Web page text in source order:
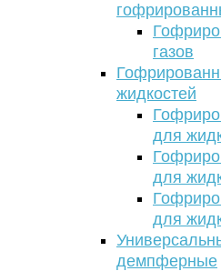
газов
жидкостей
для
для
для
демпферные